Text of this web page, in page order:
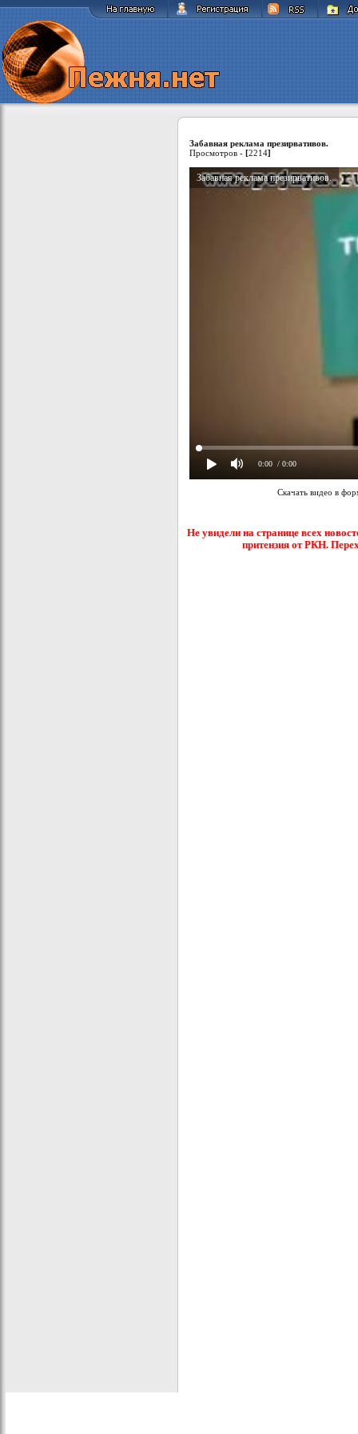
Забавная реклама презирвативов.
Просмотров - [2214]
Забавная реклама презирвативов.
0:00 / 0:00
Скачать видео в
Не увидели на странице всех
притензия от РКН.